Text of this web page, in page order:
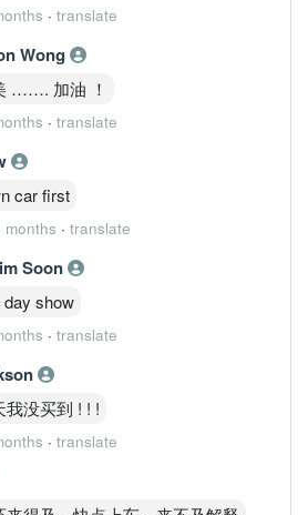
· translate
Wong
……. 加油 ！
· translate
car first
months · translate
Soon
day show
· translate
我没买到 ! ! !
· translate